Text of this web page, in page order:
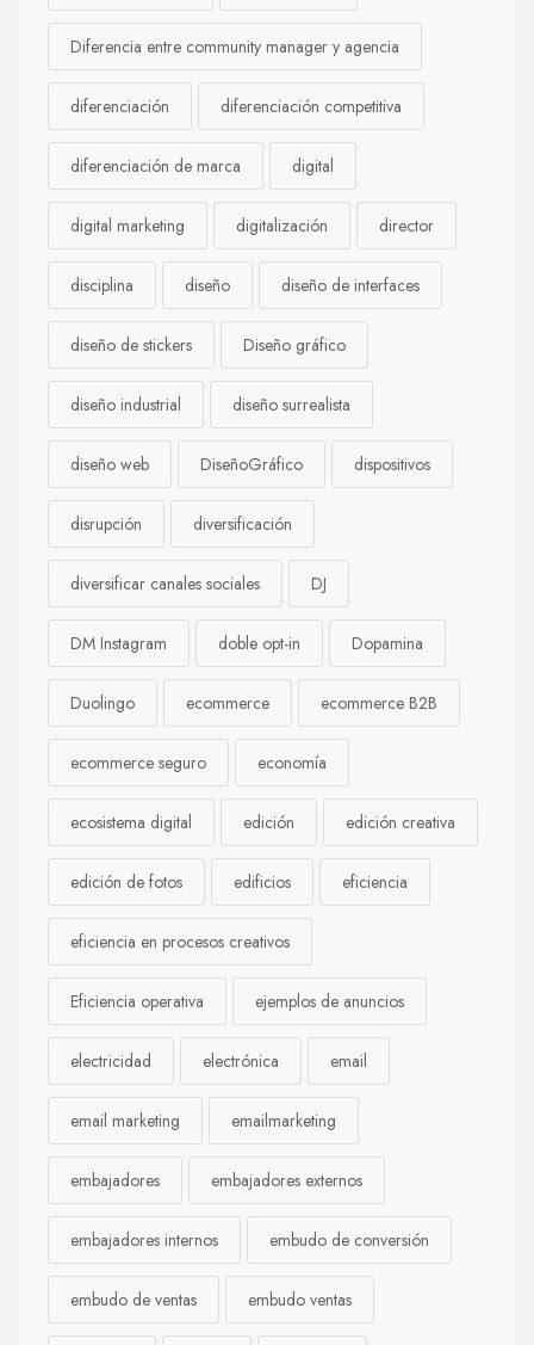
Diferencia entre community manager y agencia
diferenciación diferenciación competitiva
diferenciación de marca digital
digital marketing digitalización director
disciplina diseño diseño de interfaces
diseño de stickers Diseño gráfico
diseño industrial diseño surrealista
diseño web DiseñoGráfico dispositivos
disrupción diversificación
diversificar canales sociales DJ
DM Instagram doble opt-in Dopamina
Duolingo ecommerce ecommerce B2B
ecommerce seguro economía
ecosistema digital edición edición creativa
edición de fotos edificios eficiencia
eficiencia en procesos creativos
Eficiencia operativa ejemplos de anuncios
electricidad electrónica email
email marketing emailmarketing
embajadores embajadores externos
embajadores internos embudo de conversión
embudo de ventas embudo ventas